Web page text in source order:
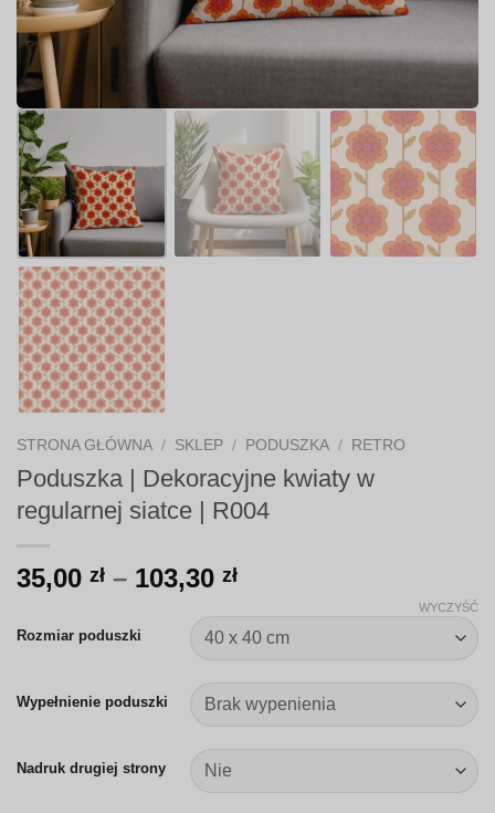
STRONA GŁÓWNA / SKLEP / PODUSZKA / RETRO
Poduszka | Dekoracyjne kwiaty w
regularnej siatce | R004
35,00 zł – 103,30 złZakres
od
35,00 zł
do
103,30 zł
Rozmiar poduszki
Wypełnienie poduszki
Nadruk drugiej strony
WYCZYŚĆ